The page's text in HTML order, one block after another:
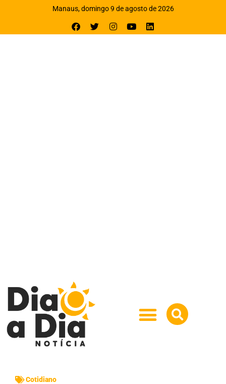
Manaus, domingo 9 de agosto de 2026
Cotidiano